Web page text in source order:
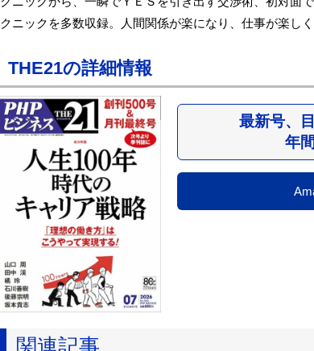
クニックを多数収録。人間関係が楽になり、仕事が楽しく
THE21の詳細情報
最新号、
年
関連記事